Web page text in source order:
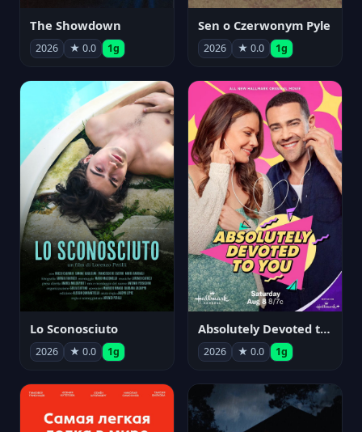
The Showdown
2026 ★ 0.0 1g
Sen o Czerwonym Pyle
2026 ★ 0.0 1g
Lo Sconosciuto
2026 ★ 0.0 1g
Absolutely Devoted to You
2026 ★ 0.0 1g